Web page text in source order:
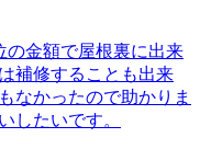
の金額で屋根裏に出来
補修することも出来
なかったので助かりま
したいです。